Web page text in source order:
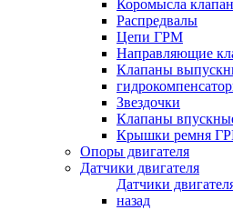
Коромысла
Распредвалы
Цепи ГРМ
Направляющие
Клапаны
Звездочки
Клапаны
Крышки ремня
Опоры двигателя
Датчики двигателя
Датчики
назад